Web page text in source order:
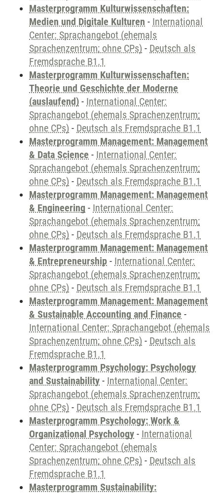
Masterprogramm Kulturwissenschaften:
Medien und Digitale Kulturen - International
Center: Sprachangebot (ehemals
Sprachenzentrum; ohne CPs) - Deutsch als
Fremdsprache B1.1
Masterprogramm Kulturwissenschaften:
Theorie und Geschichte der Moderne
(auslaufend) - International Center:
Sprachangebot (ehemals Sprachenzentrum;
ohne CPs) - Deutsch als Fremdsprache B1.1
Masterprogramm Management: Management
& Data Science - International Center:
Sprachangebot (ehemals Sprachenzentrum;
ohne CPs) - Deutsch als Fremdsprache B1.1
Masterprogramm Management: Management
& Engineering - International Center:
Sprachangebot (ehemals Sprachenzentrum;
ohne CPs) - Deutsch als Fremdsprache B1.1
Masterprogramm Management: Management
& Entrepreneurship - International Center:
Sprachangebot (ehemals Sprachenzentrum;
ohne CPs) - Deutsch als Fremdsprache B1.1
Masterprogramm Management: Management
& Sustainable Accounting and Finance -
International Center: Sprachangebot (ehemals
Sprachenzentrum; ohne CPs) - Deutsch als
Fremdsprache B1.1
Masterprogramm Psychology: Psychology
and Sustainability - International Center:
Sprachangebot (ehemals Sprachenzentrum;
ohne CPs) - Deutsch als Fremdsprache B1.1
Masterprogramm Psychology: Work &
Organizational Psychology - International
Center: Sprachangebot (ehemals
Sprachenzentrum; ohne CPs) - Deutsch als
Fremdsprache B1.1
Masterprogramm Sustainability: